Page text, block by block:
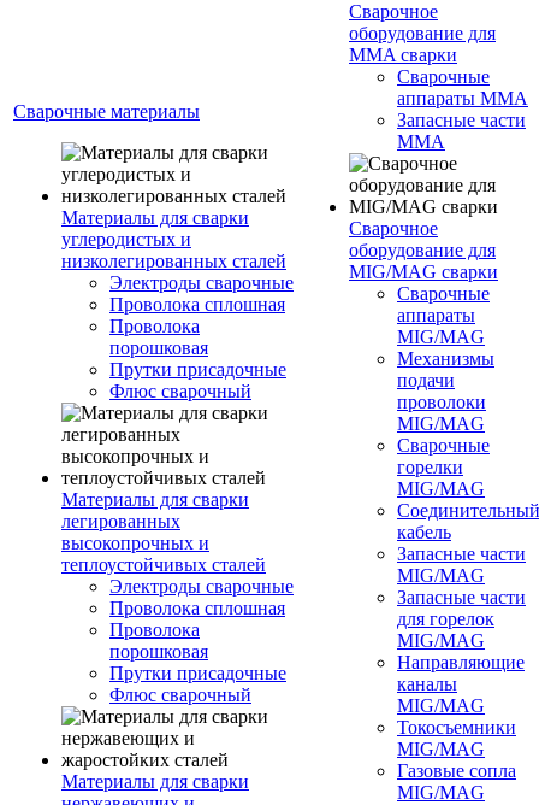
Сварочные материалы
Материалы для сварки
углеродистых и
низколегированных сталей
Электроды сварочные
Проволока сплошная
Проволока
порошковая
Прутки присадочные
Флюс сварочный
Материалы для сварки
легированных
высокопрочных и
теплоустойчивых сталей
Электроды сварочные
Проволока сплошная
Проволока
порошковая
Прутки присадочные
Флюс сварочный
Материалы для сварки
Сварочное
оборудование для
MMA сварки
Сварочные
аппараты MMA
Запасные части
MMA
Сварочное
оборудование для
MIG/MAG сварки
Сварочные
аппараты
MIG/MAG
Механизмы
подачи
проволоки
MIG/MAG
Сварочные
горелки
MIG/MAG
Соединительный
кабель
Запасные части
MIG/MAG
Запасные части
для горелок
MIG/MAG
Направляющие
каналы
MIG/MAG
Токосъемники
MIG/MAG
Газовые сопла
MIG/MAG